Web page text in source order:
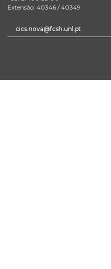
Extensão: 40346 / 40349
cics.nova@fcsh.unl.pt